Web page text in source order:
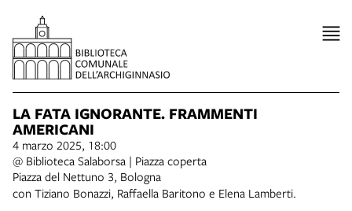
LA FATA IGNORANTE. FRAMMENTI
AMERICANI
4 marzo 2025, 18:00
@ Biblioteca Salaborsa | Piazza coperta
Piazza del Nettuno 3, Bologna
con Tiziano Bonazzi, Raffaella Baritono e Elena Lamberti.